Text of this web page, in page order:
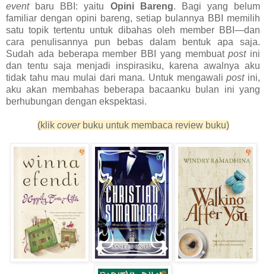
event
baru BBI: yaitu Opini Bareng. Bagi yang belum
familiar dengan opini bareng, setiap bulannya BBI memilih
satu topik tertentu untuk dibahas oleh member BBI—dan
cara penulisannya pun bebas dalam bentuk apa saja.
Sudah ada beberapa member BBI yang membuatpostini
dan tentu saja menjadi inspirasiku, karena awalnya aku
tidak tahu mau mulai dari mana. Untuk mengawalipostini,
aku akan membahas beberapa bacaanku bulan ini yang
berhubungan dengan ekspektasi.
(klik coverbuku untuk membaca review buku)